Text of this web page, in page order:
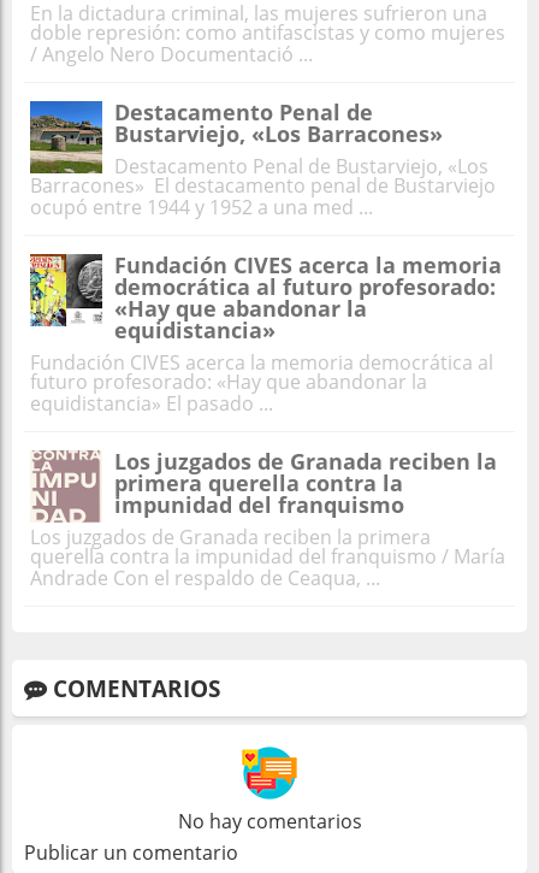
En la dictadura criminal, las mujeres sufrieron una
doble represión: como antifascistas y como mujeres
/ Angelo Nero Documentació ...
Destacamento Penal de
Bustarviejo, «Los Barracones»
Destacamento Penal de Bustarviejo, «Los
Barracones» El destacamento penal de Bustarviejo
ocupó entre 1944 y 1952 a una med ...
Fundación CIVES acerca la memoria
democrática al futuro profesorado:
«Hay que abandonar la
equidistancia»
Fundación CIVES acerca la memoria democrática al
futuro profesorado: «Hay que abandonar la
equidistancia» El pasado ...
Los juzgados de Granada reciben la
primera querella contra la
impunidad del franquismo
Los juzgados de Granada reciben la primera
querella contra la impunidad del franquismo / María
Andrade Con el respaldo de Ceaqua, ...
COMENTARIOS
No hay comentarios
Publicar un comentario